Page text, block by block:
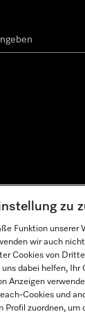
zu
Funktion
wir auch
Cookies von
dabei helfen, Ihr
Anzeigen
Cookies und
Profil zuordnen, um